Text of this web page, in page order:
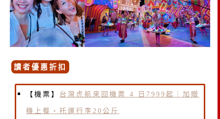
讀者優惠折扣
【機票】 台灣虎航來回機票 4 日7999起｜加贈
機上餐・托運行李20公斤